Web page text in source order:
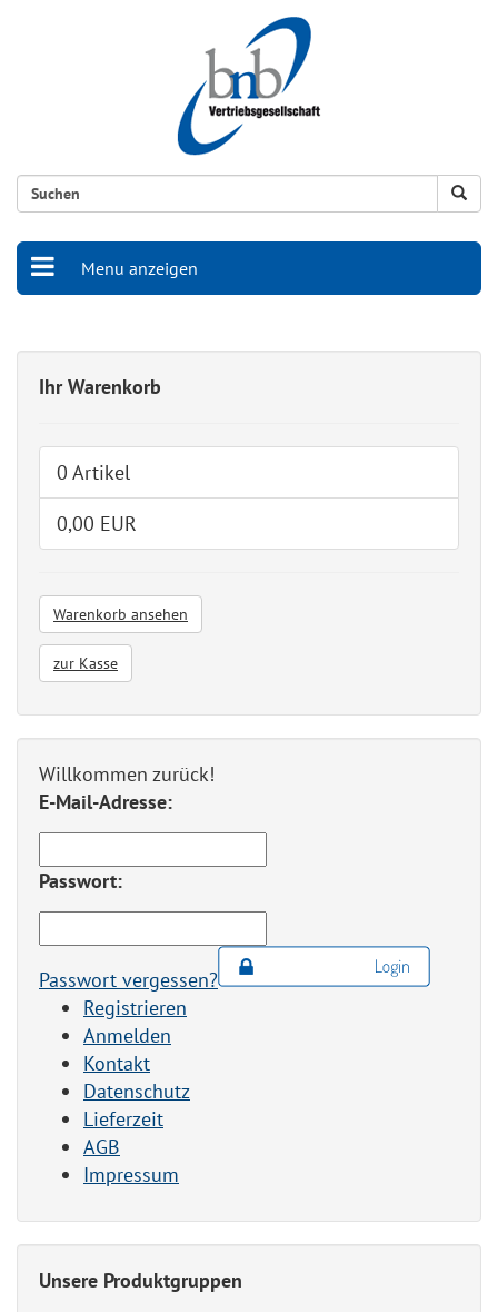
Menu anzeigen
Ihr Warenkorb
0 Artikel
0,00 EUR
Warenkorb ansehen
zur Kasse
Willkommen zurück!
E-Mail-Adresse:
Passwort:
Passwort vergessen?
Registrieren
Anmelden
Kontakt
Datenschutz
Lieferzeit
AGB
Impressum
Unsere Produktgruppen